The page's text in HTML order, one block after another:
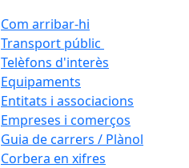
Com arribar-hi
Transport públic
Telèfons d'interès
Equipaments
Entitats i associacions
Empreses i comerços
Guia de carrers / Plànol
Corbera en xifres